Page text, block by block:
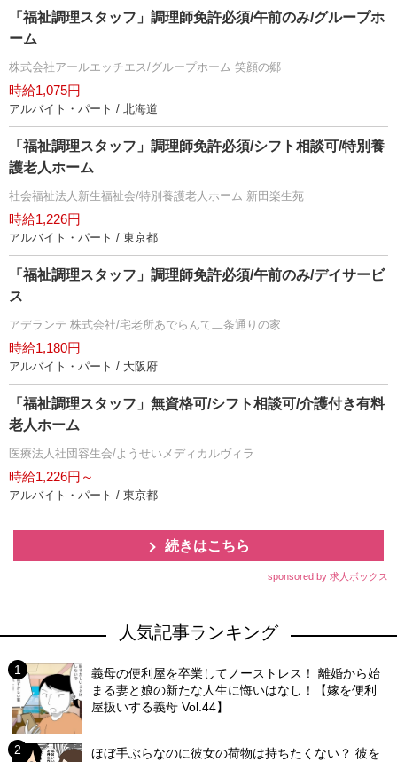
「福祉調理スタッフ」調理師免許必須/午前のみ/グループホ
ーム
株式会社アールエッチエス/グループホーム 笑顔の郷
時給1,075円
アルバイト・パート / 北海道
「福祉調理スタッフ」調理師免許必須/シフト相談可/特別養
護老人ホーム
社会福祉法人新生福祉会/特別養護老人ホーム 新田楽生苑
時給1,226円
アルバイト・パート / 東京都
「福祉調理スタッフ」調理師免許必須/午前のみ/デイサービ
ス
アデランテ 株式会社/宅老所あでらんて二条通りの家
時給1,180円
アルバイト・パート / 大阪府
「福祉調理スタッフ」無資格可/シフト相談可/介護付き有料
老人ホーム
医療法人社団容生会/ようせいメディカルヴィラ
時給1,226円～
アルバイト・パート / 東京都
続きはこちら
sponsored by 求人ボックス
人気記事ランキング
義母の便利屋を卒業してノーストレス！ 離婚から始
まる妻と娘の新たな人生に悔いはなし！【嫁を便利
屋扱いする義母 Vol.44】
ほぼ手ぶらなのに彼女の荷物は持ちたくない？ 彼を